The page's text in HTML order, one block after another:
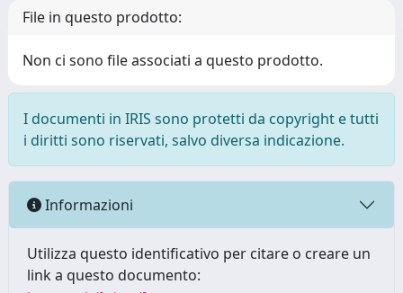
File in questo prodotto:
Non ci sono file associati a questo prodotto.
I documenti in IRIS sono protetti da copyright e tutti
i diritti sono riservati, salvo diversa indicazione.
Informazioni
Utilizza questo identificativo per citare o creare un
link a questo documento: